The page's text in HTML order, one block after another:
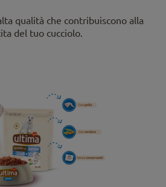
qualità che contribuiscono alla
del tuo cucciolo.